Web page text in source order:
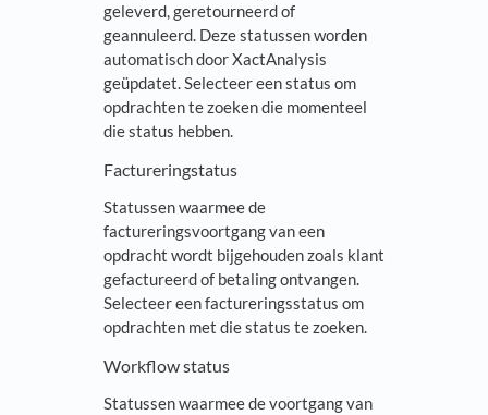
geleverd, geretourneerd of
geannuleerd. Deze statussen worden
automatisch door XactAnalysis
geüpdatet. Selecteer een status om
opdrachten te zoeken die momenteel
die status hebben.
Factureringstatus
Statussen waarmee de
factureringsvoortgang van een
opdracht wordt bijgehouden zoals klant
gefactureerd of betaling ontvangen.
Selecteer een factureringsstatus om
opdrachten met die status te zoeken.
Workflow status
Statussen waarmee de voortgang van